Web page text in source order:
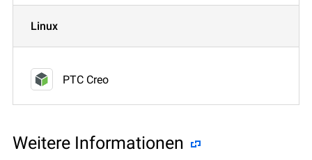
Linux
PTC Creo
Weitere Informationen